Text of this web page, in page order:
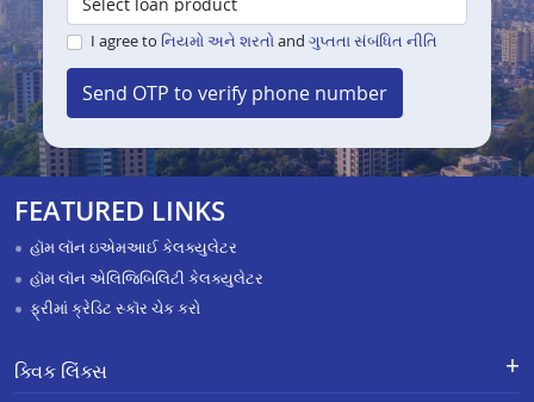
I agree to નિયમો અને શરતોand ગુપ્તતા સંબંધિત નીતિ
Send OTP to verify phone number
FEATURED LINKS
હૉમ લૉન ઇએમઆઈ કેલક્યુલેટર
હૉમ લૉન એલિજિબિલિટી કેલક્યુલેટર
ફ્રીમાં ક્રેડિટ સ્કૉર ચેક કરો
ક્વિક લિંક્સ